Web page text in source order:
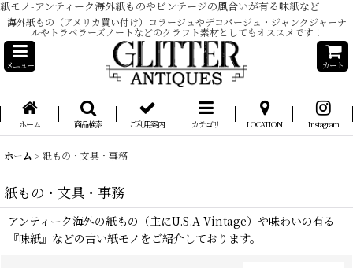
紙モノ-アンティーク海外紙ものやビンテージの風合いが有る味紙など
海外紙もの（アメリカ買い付け）コラージュやデコパージュ・ジャンクジャーナ
ルやトラベラーズノートなどのクラフト素材としてもオススメです！
メニュー カート
ホーム 商品検索 ご利用案内 カテゴリ LOCATION Instagram
ホーム > 紙もの・文具・事務
紙もの・文具・事務
アンティーク海外の紙もの（主にU.S.A Vintage）や味わいの有る
『味紙』などの古い紙モノをご紹介しております。